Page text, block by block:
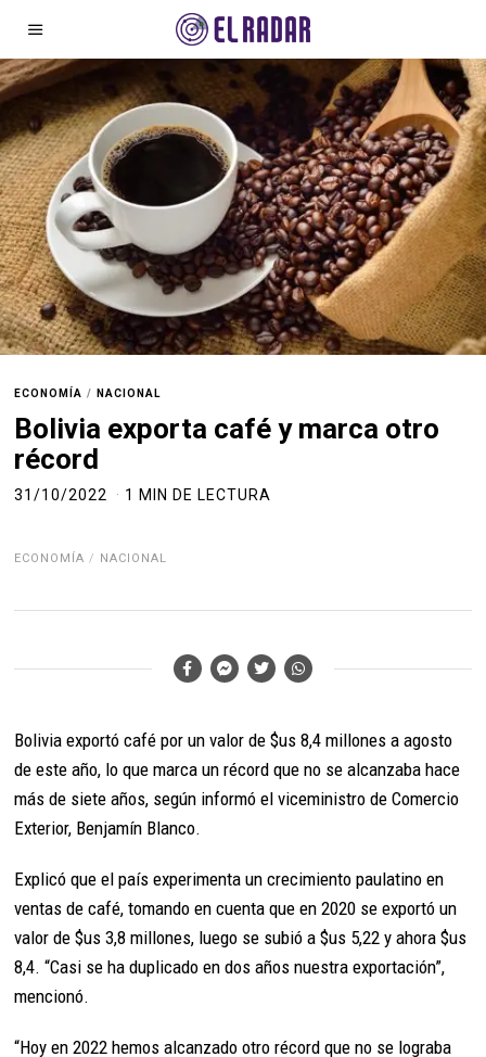
ECONOMÍA / NACIONAL
Bolivia exporta café y marca otro
récord
31/10/2022 1 MIN DE LECTURA
ECONOMÍA / NACIONAL
Bolivia exportó café por un valor de $us 8,4 millones a agosto
de este año, lo que marca un récord que no se alcanzaba hace
más de siete años, según informó el viceministro de Comercio
Exterior, Benjamín Blanco.
Explicó que el país experimenta un crecimiento paulatino en
ventas de café, tomando en cuenta que en 2020 se exportó un
valor de $us 3,8 millones, luego se subió a $us 5,22 y ahora $us
8,4. “Casi se ha duplicado en dos años nuestra exportación”,
mencionó.
“Hoy en 2022 hemos alcanzado otro récord que no se lograba